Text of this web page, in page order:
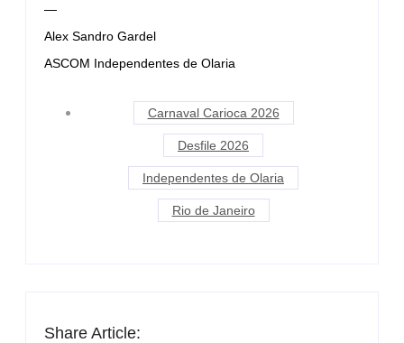
—
Alex Sandro Gardel
ASCOM Independentes de Olaria
Carnaval Carioca 2026
Desfile 2026
Independentes de Olaria
Rio de Janeiro
Share Article: